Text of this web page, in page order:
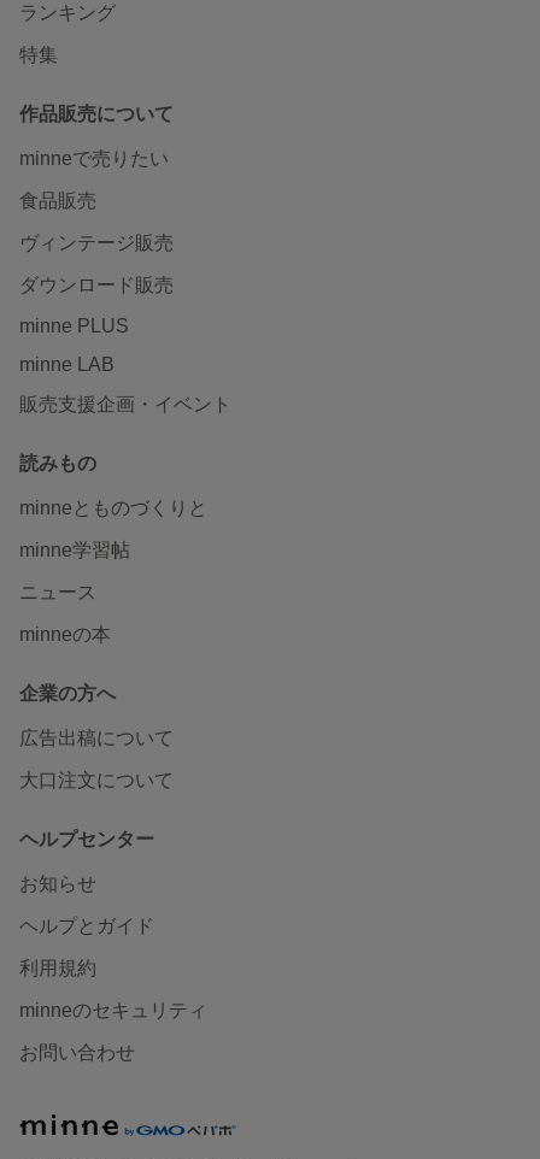
ランキング
特集
作品販売について
minneで売りたい
食品販売
ヴィンテージ販売
ダウンロード販売
minne PLUS
minne LAB
販売支援企画・イベント
読みもの
minneとものづくりと
minne学習帖
ニュース
minneの本
企業の方へ
広告出稿について
大口注文について
ヘルプセンター
お知らせ
ヘルプとガイド
利用規約
minneのセキュリティ
お問い合わせ